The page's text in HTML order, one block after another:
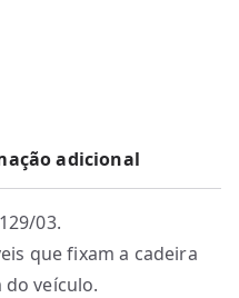
adicional
03.
que fixam a cadeira
veículo.